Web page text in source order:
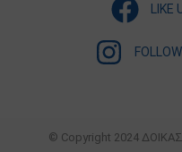
© Copyright 2024